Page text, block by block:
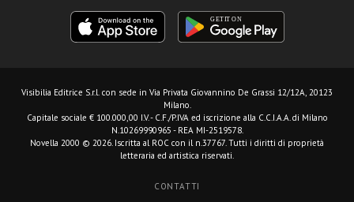
Visibilia Editrice S.r.l. con sede in Via Privata Giovannino De Grassi 12/12A, 20123
Milano.
Capitale sociale € 100.000,00 I.V. - C.F./P.IVA ed iscrizione alla C.C.I.A.A. di Milano
N.10269990965 - REA MI-2519578.
Novella 2000 © 2026. Iscritta al ROC con il n.37767. Tutti i diritti di proprietà
letteraria ed artistica riservati.
CONTATTI